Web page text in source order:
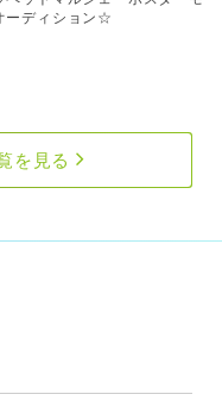
ーディション☆
を見る